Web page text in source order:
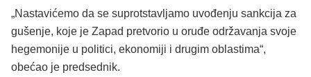
„Nastavićemo da se suprotstavljamo uvođenju sankcija za
gušenje, koje je Zapad pretvorio u oruđe održavanja svoje
hegemonije u politici, ekonomiji i drugim oblastima“,
obećao je predsednik.